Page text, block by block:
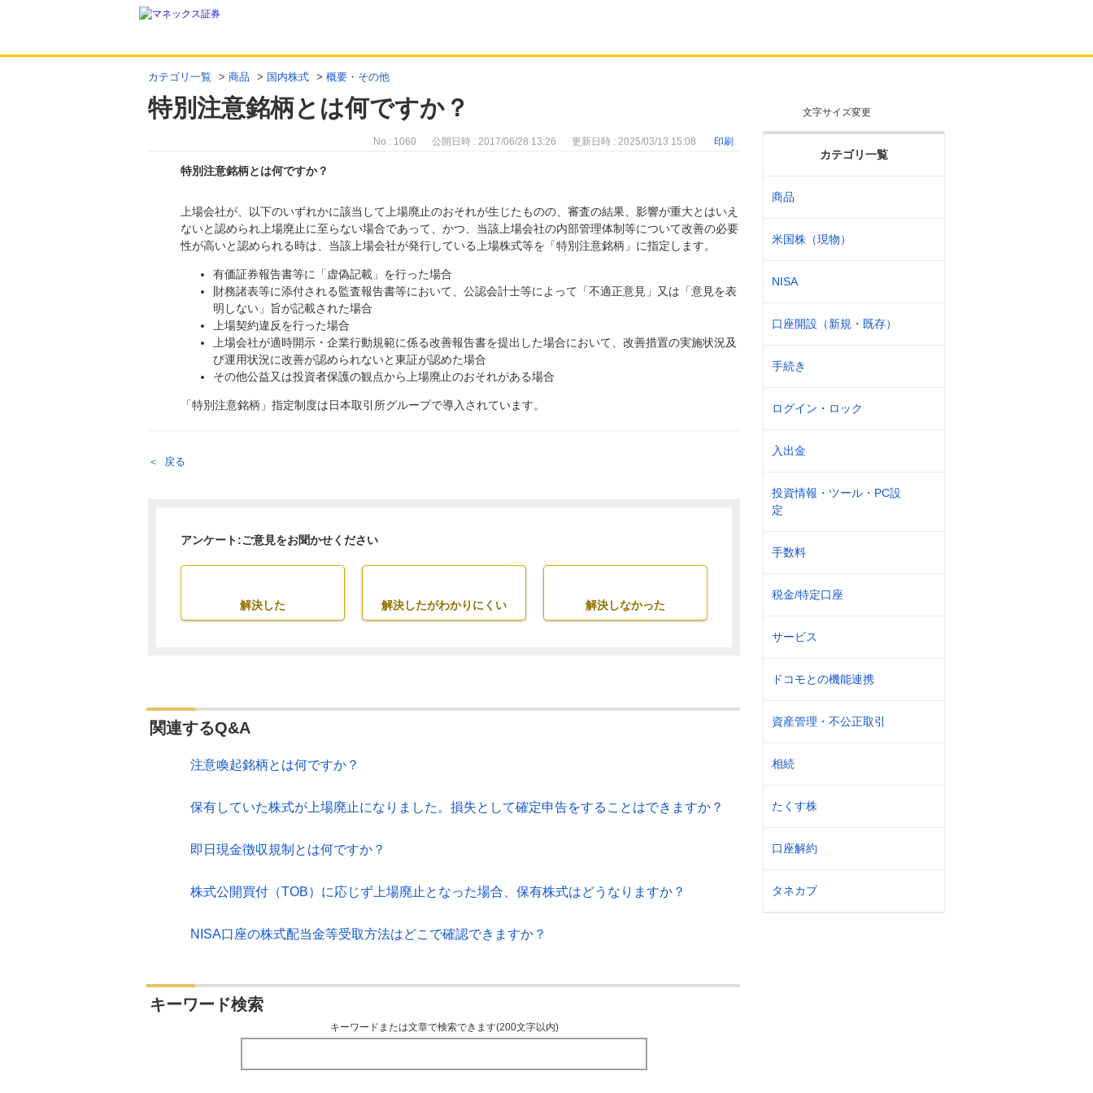
カテゴリ一覧 > 商品 > 国内株式 > 概要・その他
特別注意銘柄とは何ですか？ 文字サイズ変更
カテゴリ一覧
商品
米国株（現物）
NISA
口座開設（新規・既存）
手続き
ログイン・ロック
入出金
投資情報・ツール・PC設
定
手数料
税金/特定口座
サービス
ドコモとの機能連携
資産管理・不公正取引
相続
たくす株
口座解約
タネカブ
No : 1060 公開日時 : 2017/06/28 13:26 更新日時 : 2025/03/13 15:08 印刷
特別注意銘柄とは何ですか？
回答
上場会社が、以下のいずれかに該当して上場廃止のおそれが生じたものの、審査の結果、影響が重大とはいえ
ないと認められ上場廃止に至らない場合であって、かつ、当該上場会社の内部管理体制等について改善の必要
性が高いと認められる時は、当該上場会社が発行している上場株式等を「特別注意銘柄」に指定します。
有価証券報告書等に「虚偽記載」を行った場合
財務諸表等に添付される監査報告書等において、公認会計士等によって「不適正意見」又は「意見を表
明しない」旨が記載された場合
上場契約違反を行った場合
上場会社が適時開示・企業行動規範に係る改善報告書を提出した場合において、改善措置の実施状況及
び運用状況に改善が認められないと東証が認めた場合
その他公益又は投資者保護の観点から上場廃止のおそれがある場合
「特別注意銘柄」指定制度は日本取引所グループで導入されています。
戻る
アンケート:ご意見をお聞かせください
解決した 解決したがわかりにくい 解決しなかった
関連するQ&A
注意喚起銘柄とは何ですか？
保有していた株式が上場廃止になりました。損失として確定申告をすることはできますか？
即日現金徴収規制とは何ですか？
株式公開買付（TOB）に応じず上場廃止となった場合、保有株式はどうなりますか？
NISA口座の株式配当金等受取方法はどこで確認できますか？
キーワード検索
キーワードまたは文章で検索できます(200文字以内)